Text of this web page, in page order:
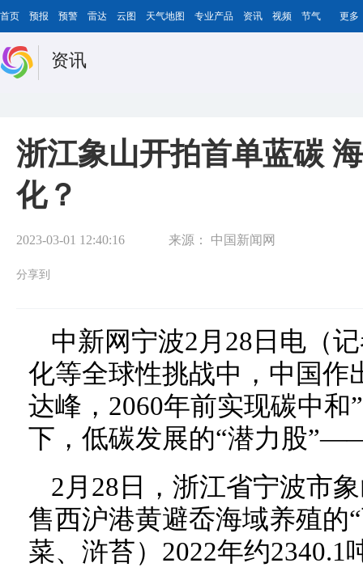
首页 预报 预警 雷达 云图 天气地图 专业产品 资讯 视频 节气 更多
资讯
浙江象山开拍首单蓝碳
化？
2023-03-01 12:40:16 来源： 中国新闻网
分享到
中新网宁波2月28日电（
化等全球性挑战中，中国作
达峰，2060年前实现碳中和
下，低碳发展的“潜力股
2月28日，浙江省宁波市
售西沪港黄避岙海域养殖的
菜、浒苔）2022年约2340.1